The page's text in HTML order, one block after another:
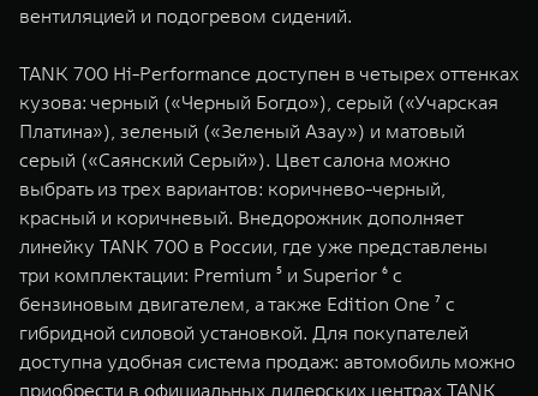
вентиляцией и подогревом сидений.
TANK 700 Hi-Performance доступен в четырех оттенках
кузова: черный («Черный Богдо»), серый («Учарская
Платина»), зеленый («Зеленый Азау») и матовый
серый («Саянский Серый»). Цвет салона можно
выбрать из трех вариантов: коричнево-черный,
красный и коричневый. Внедорожник дополняет
линейку TANK 700 в России, где уже представлены
три комплектации: Premium ⁵ и Superior ⁶ с
бензиновым двигателем, а также Edition One ⁷ с
гибридной силовой установкой. Для покупателей
доступна удобная система продаж: автомобиль можно
приобрести в официальных дилерских центрах TANK